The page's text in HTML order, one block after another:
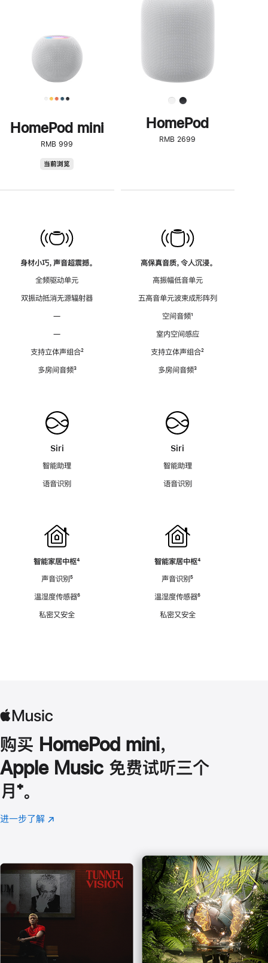
HomePod mini
RMB 999
当前浏览
身材小巧，声音超震撼。
全频驱动单元
双振动抵消无源辐射器
—
—
支持立体声组合脚
²
多房间音频脚
³
Siri
智能助理
语音识别
智能家居中枢脚
⁴
声音识别脚
⁵
温湿度传感器脚
⁶
私密又安全
了
解
HomePod<
HomePod
RMB 2699
高保真音质，令人沉浸。
高振幅低音单元
五高音单元波束成形阵列
空间音频脚
¹
室内空间感应
支持立体声组合脚
²
多房间音频脚
³
Siri
智能助理
语音识别
智能家居中枢脚
⁴
声音识别脚
⁵
温湿度传感器脚
⁶
私密又安全
购买 HomePod mini，
Apple Music 免费试听三个
月 脚
注
⁺。
进一步了解 Apple
(在
口
中
打
开)